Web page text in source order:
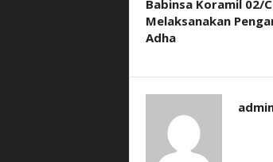
Babinsa Koramil 02/
Melaksanakan
Adha